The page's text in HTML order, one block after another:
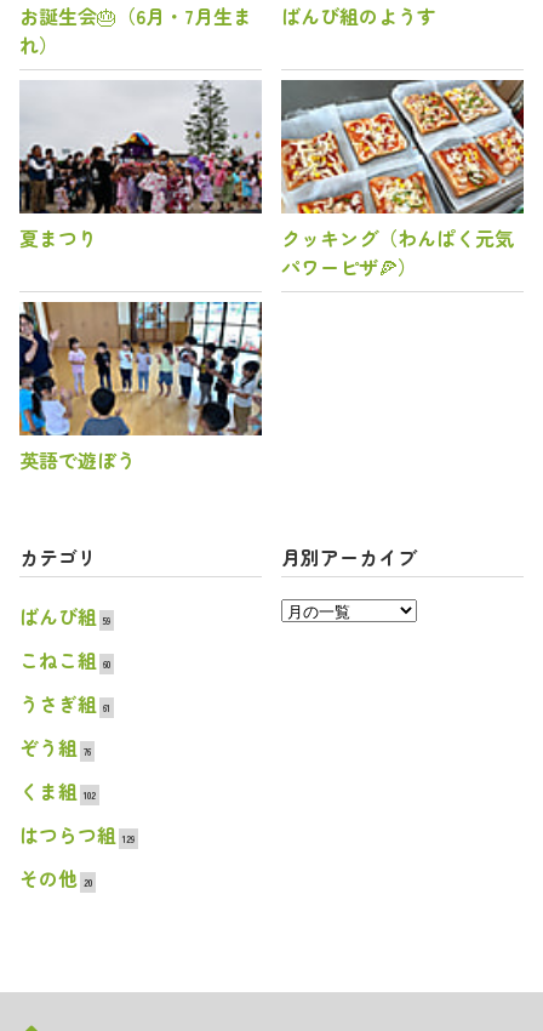
お誕生会🎂（6月・7月生ま
れ）
ばんび組のようす
夏まつり
クッキング（わんぱく元気
パワーピザ🍕）
英語で遊ぼう
カテゴリ
ばんび組 59
こねこ組 60
うさぎ組 61
ぞう組 76
くま組 102
はつらつ組 129
その他 20
月別アーカイブ